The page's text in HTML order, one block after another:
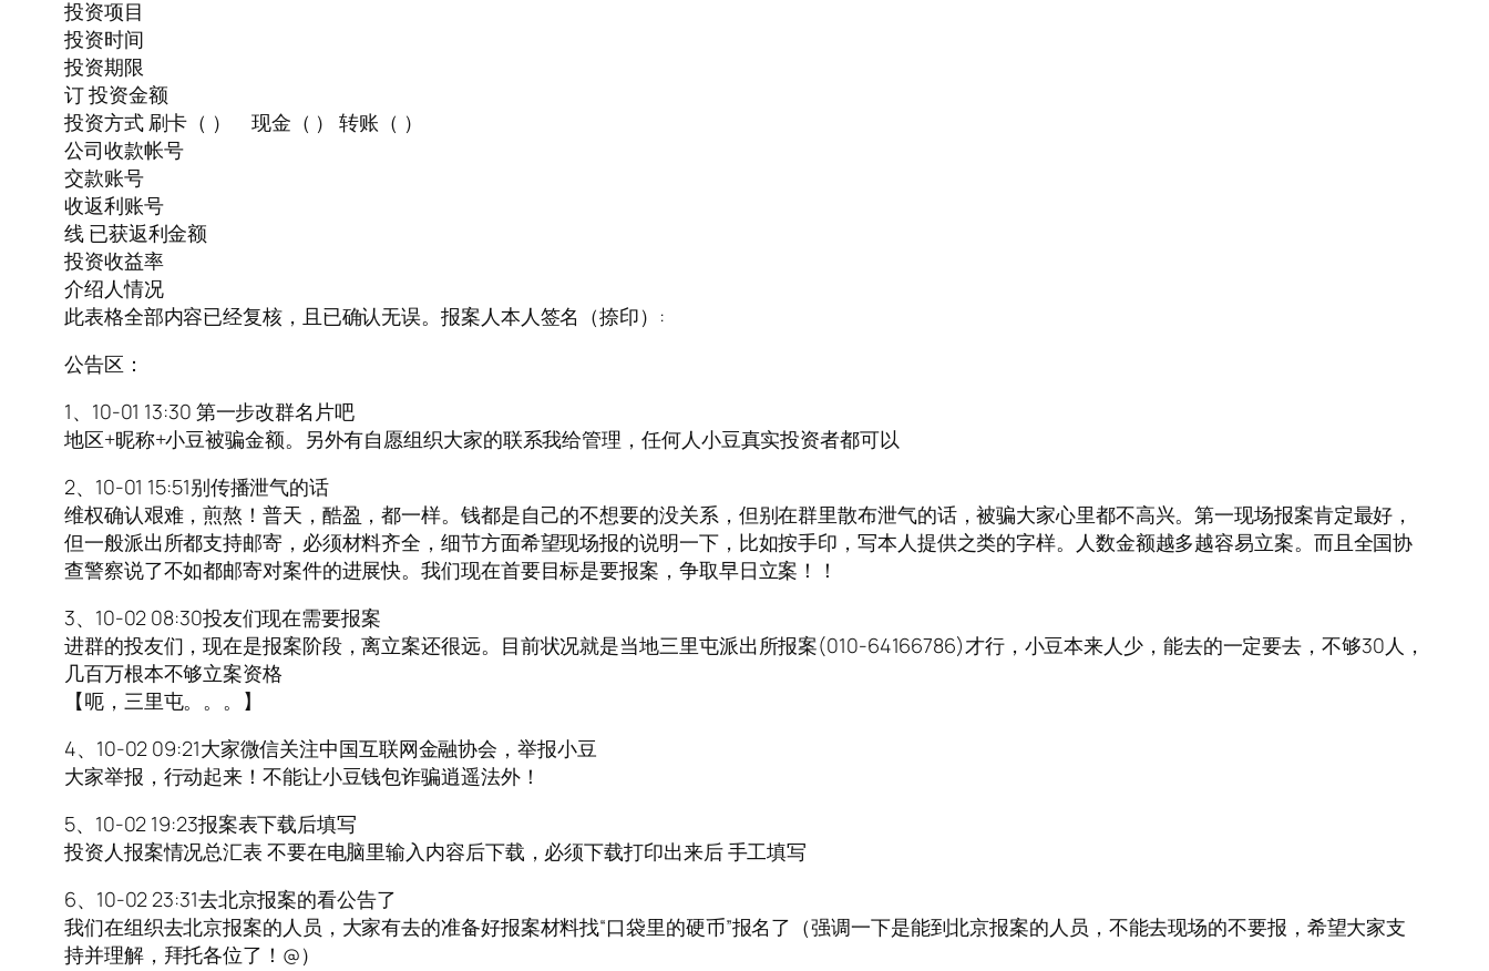
投资项目
投资时间
投资期限
订 投资金额
投资方式 刷卡（ ） 现金（ ） 转账（ ）
公司收款帐号
交款账号
收返利账号
线 已获返利金额
投资收益率
介绍人情况
此表格全部内容已经复核，且已确认无误。报案人本人签名（捺印）:
公告区：
1、10-01 13:30 第一步改群名片吧
地区+昵称+小豆被骗金额。另外有自愿组织大家的联系我给管理，任何人小豆真实投资者都可以
2、10-01 15:51别传播泄气的话
维权确认艰难，煎熬！普天，酷盈，都一样。钱都是自己的不想要的没关系，但别在群里散布泄气的话，被骗大家心里都不高兴。第一现场报案肯定最好，
但一般派出所都支持邮寄，必须材料齐全，细节方面希望现场报的说明一下，比如按手印，写本人提供之类的字样。人数金额越多越容易立案。而且全国协
查警察说了不如都邮寄对案件的进展快。我们现在首要目标是要报案，争取早日立案！！
3、10-02 08:30投友们现在需要报案
进群的投友们，现在是报案阶段，离立案还很远。目前状况就是当地三里屯派出所报案(010-64166786)才行，小豆本来人少，能去的一定要去，不够30人，
几百万根本不够立案资格
【呃，三里屯。。。】
4、10-02 09:21大家微信关注中国互联网金融协会，举报小豆
大家举报，行动起来！不能让小豆钱包诈骗逍遥法外！
5、10-02 19:23报案表下载后填写
投资人报案情况总汇表 不要在电脑里输入内容后下载，必须下载打印出来后 手工填写
6、10-02 23:31去北京报案的看公告了
我们在组织去北京报案的人员，大家有去的准备好报案材料找“口袋里的硬币”报名了（强调一下是能到北京报案的人员，不能去现场的不要报，希望大家支
持并理解，拜托各位了！@）